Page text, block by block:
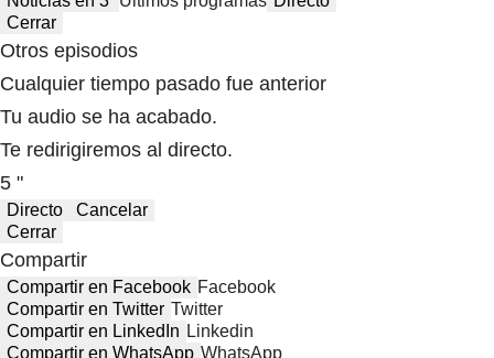
Cerrar
Otros episodios
Cualquier tiempo pasado fue anterior
Tu audio se ha acabado.
Te redirigiremos al directo.
5 "
Directo
Cancelar
Cerrar
Compartir
Compartir en Facebook Facebook
Compartir en Twitter Twitter
Compartir en LinkedIn Linkedin
Compartir en WhatsApp WhatsApp